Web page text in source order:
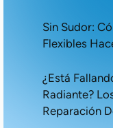
Sin Sudor:
Flexibles
¿Está
Radiante?
Reparación